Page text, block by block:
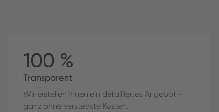
100 %
Transparent
Wir erstellen Ihnen ein detailliertes Angebot -
ganz ohne versteckte Kosten.